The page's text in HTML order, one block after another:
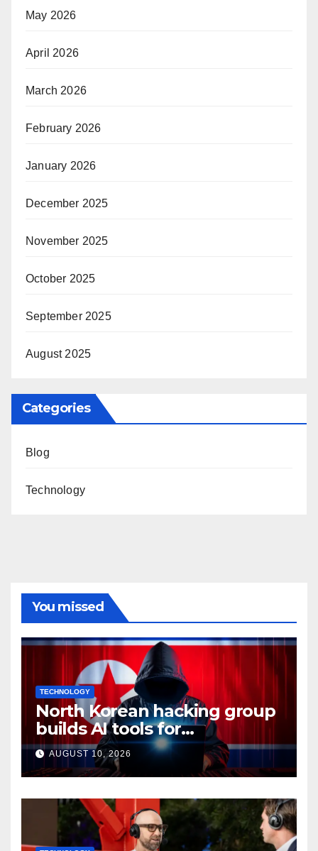
May 2026
April 2026
March 2026
February 2026
January 2026
December 2025
November 2025
October 2025
September 2025
August 2025
Categories
Blog
Technology
You missed
TECHNOLOGY
North Korean hacking group
builds AI tools for
cyberattacks: Report
AUGUST 10, 2026